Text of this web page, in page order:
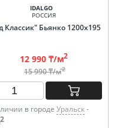
IDALGO
РОССИЯ
Классик" Бьянко 1200х195
12 990 ₸/м2
15 990 ₸/м2
в городе Уральск-